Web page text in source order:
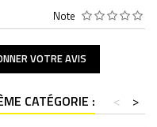
Note
VOTRE AVIS
CATÉGORIE : >
<